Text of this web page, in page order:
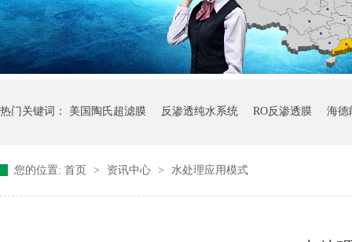
热门关键词： 美国陶氏超滤膜 反渗透纯水系统 RO反渗透膜 海德
您的位置: 首页 > 资讯中心 > 水处理应用模式